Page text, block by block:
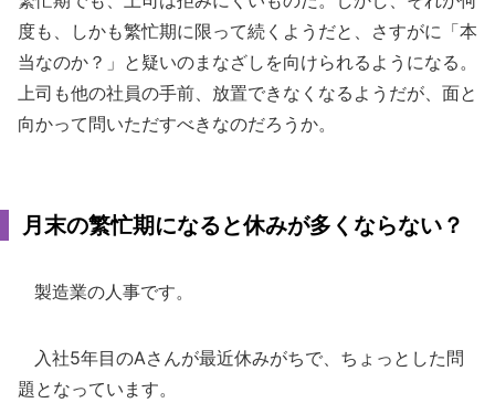
度も、しかも繁忙期に限って続くようだと、さすがに「本
当なのか？」と疑いのまなざしを向けられるようになる。
上司も他の社員の手前、放置できなくなるようだが、面と
向かって問いただすべきなのだろうか。
月末の繁忙期になると休みが多くならない？
製造業の人事です。
入社5年目のAさんが最近休みがちで、ちょっとした問
題となっています。